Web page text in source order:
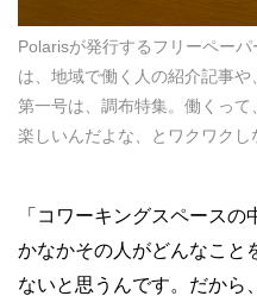
Polarisが発行するフリーペー
は、地域で働く人の紹介記事や
第一号は、調布特集。働くっ
楽しいんだよな、とワクワクし
「コワーキングスペース
かなかその人がどんなこと
ないと思うんです。だから